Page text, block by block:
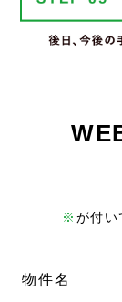
※ が付い
物件名